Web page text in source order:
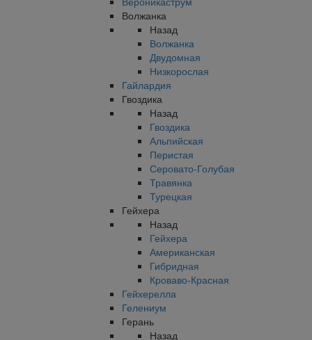
Волжанка
Назад
Волжанка
Двудомная
Низкорослая
Гайлардия
Гвоздика
Назад
Гвоздика
Альпийская
Перистая
Серовато-Голубая
Травянка
Турецкая
Гейхера
Назад
Гейхера
Американская
Гибридная
Кроваво-Красная
Гейхерелла
Гелениум
Герань
Назад